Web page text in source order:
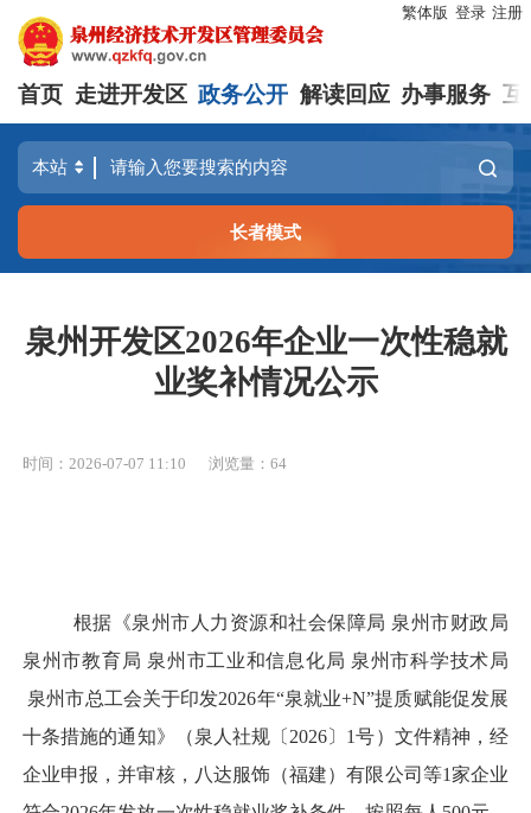
繁体版 登录 注册
首页 走进开发区 政务公开 解读回应 办事服务 互
长者模式
泉州开发区2026年企业一次性稳就
业奖补情况公示
时间：2026-07-07 11:10 浏览量： 64
根据《泉州市人力资源和社会保障局 泉州市财政局
泉州市教育局 泉州市工业和信息化局 泉州市科学技术局
泉州市总工会关于印发2026年“泉就业+N”提质赋能促发展
十条措施的通知》（泉人社规 〔 2026〕 1号）文件精神，经
企业申报，并审核，八达服饰（福建）有限公司 等1家企业